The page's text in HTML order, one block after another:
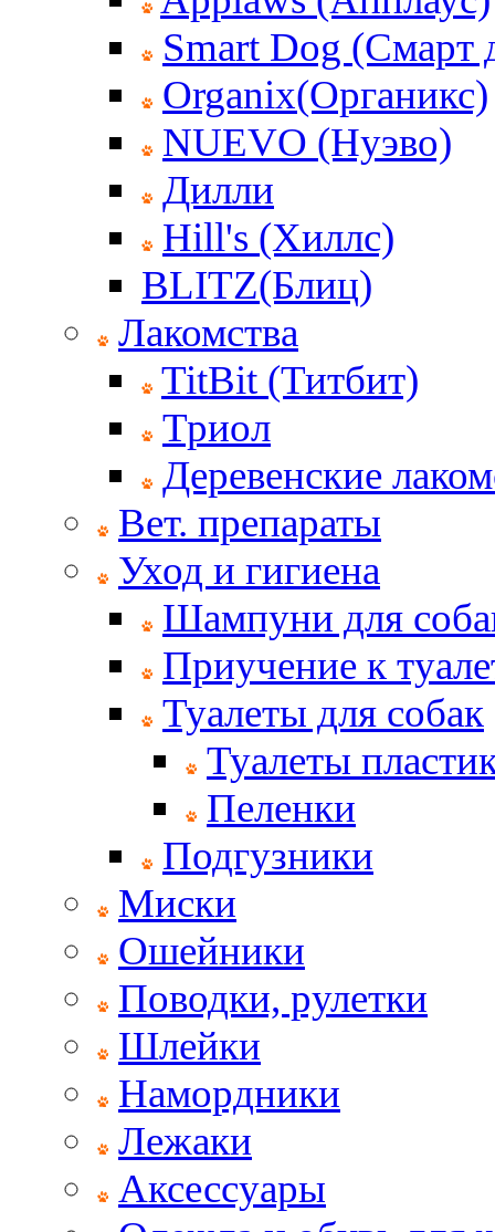
Smart Dog (Смарт
Organix(Органикс)
NUEVO (Нуэво)
Дилли
Hill's (Хиллс)
BLITZ(Блиц)
Лакомства
TitBit (Титбит)
Триол
Деревенские
Вет. препараты
Уход и гигиена
Шампуни для
Приучение к
Туалеты для собак
Туалеты
Пеленки
Подгузники
Миски
Ошейники
Поводки, рулетки
Шлейки
Намордники
Лежаки
Аксессуары